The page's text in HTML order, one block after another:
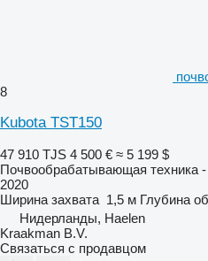
8
Kubota TST150
47 910 TJS 4 500 € ≈ 5 199 $
Почвообрабатывающая техника
2020
Ширина захвата 1,5 м Глубина
Нидерланды, Haelen
Kraakman B.V.
Связаться с продавцом